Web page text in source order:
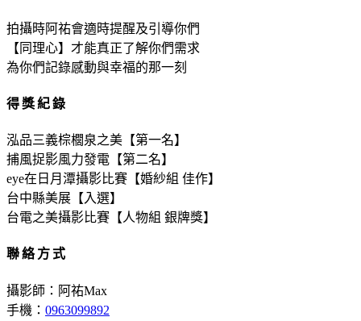
拍攝時阿祐會適時提醒及引導你們
【同理心】才能真正了解你們需求
為你們記錄感動與幸福的那一刻
得獎紀錄
泓品三義棕櫚泉之美【第一名】
捕風捉影風力發電【第二名】
eye在日月潭攝影比賽【婚紗組 佳作】
台中縣美展【入選】
台電之美攝影比賽【人物組 銀牌獎】
聯絡方式
攝影師：阿祐Max
手機： 0963099892